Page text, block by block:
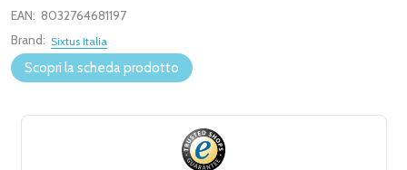
EAN: 8032764681197
Brand: Sixtus Italia
Scopri la scheda prodotto